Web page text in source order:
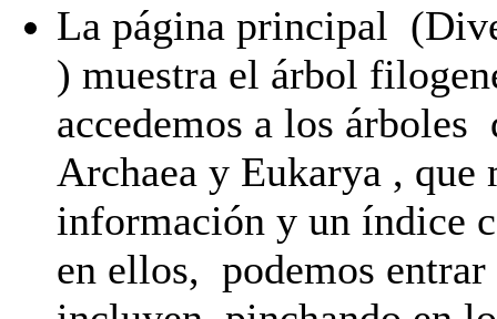
La página principal
) muestra el árbol
accedemos a los
Archaea y Eukarya , que
información y un índice
en ellos, podemos